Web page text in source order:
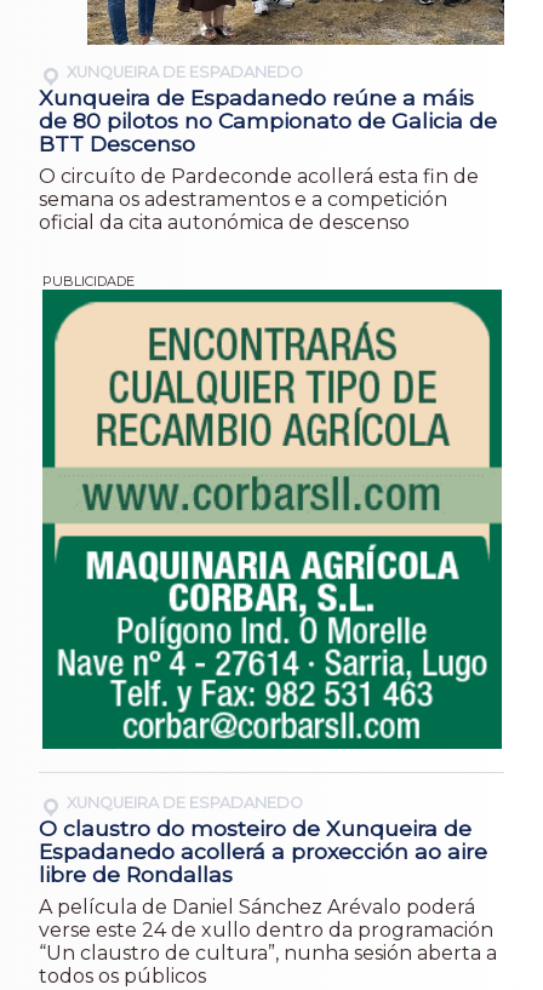
XUNQUEIRA DE ESPADANEDO
Xunqueira de Espadanedo reúne a máis
de 80 pilotos no Campionato de Galicia de
BTT Descenso
O circuíto de Pardeconde acollerá esta fin de
semana os adestramentos e a competición
oficial da cita autonómica de descenso
XUNQUEIRA DE ESPADANEDO
O claustro do mosteiro de Xunqueira de
Espadanedo acollerá a proxección ao aire
libre de Rondallas
A película de Daniel Sánchez Arévalo poderá
verse este 24 de xullo dentro da programación
“Un claustro de cultura”, nunha sesión aberta a
todos os públicos